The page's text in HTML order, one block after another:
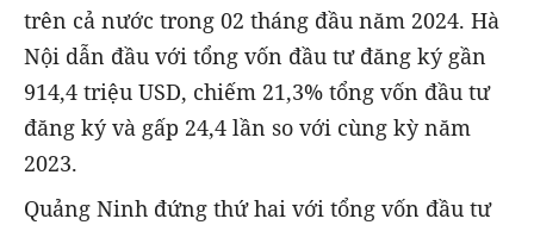
trên cả nước trong 02 tháng đầu năm 2024. Hà
Nội dẫn đầu với tổng vốn đầu tư đăng ký gần
914,4 triệu USD, chiếm 21,3% tổng vốn đầu tư
đăng ký và gấp 24,4 lần so với cùng kỳ năm
2023.
Quảng Ninh đứng thứ hai với tổng vốn đầu tư